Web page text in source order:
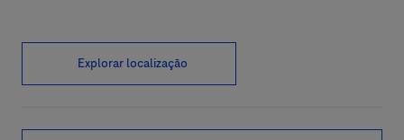
Explorar localização